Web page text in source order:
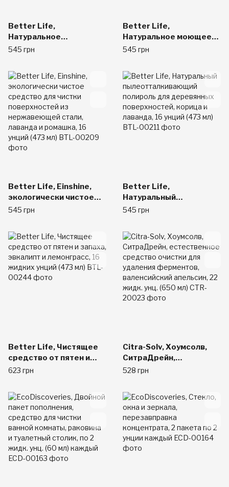
Better Life,
Натуральное
универсальное
шалфей мускатный и
цитрус, 32 жидкие
унции (946 мл)
545 грн
Better Life,
Натуральное моющее
средство для уборки за
ромашка, 16 унций (473
мл)
545 грн
Better Life, Einshine,
экологически чистое
средство для чистки
нержавеющей стали,
лаванда и ромашка, 16
унций (473 мл)
545 грн
Better Life,
Натуральный
пылеотталкивающий
деревянных
поверхностей, корица и
лаванда, 16 унций (473
мл)
545 грн
Better Life, Чистящее
средство от пятен и
запаха, эвкалипт и
унций (473 мл)
623 грн
Citra-Solv, Хоумсолв,
СитраДрейн,
естественное
удаления ферментов,
валенсийский апельсин,
22 жидк. унц. (650 мл)
528 грн